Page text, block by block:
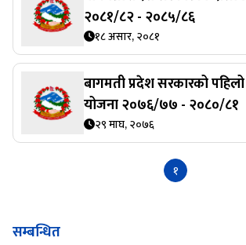
२०८१/८२ - २०८५/८६
१८ असार, २०८१
बागमती प्रदेश सरकारको
योजना २०७६/७७ - २०८०/८१
२९ माघ, २०७६
१
सम्बन्धित